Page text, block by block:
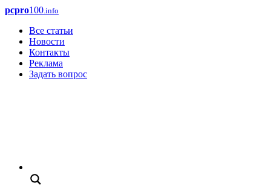
pcpro100.info
Все статьи
Новости
Контакты
Реклама
Задать вопрос